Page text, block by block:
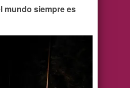
mundo siempre es